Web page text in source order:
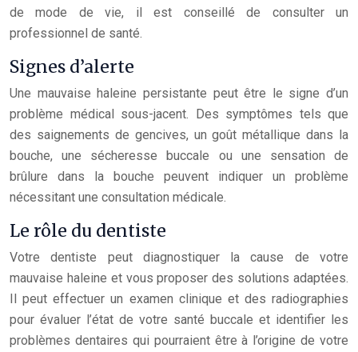
de mode de vie, il est conseillé de consulter un
professionnel de santé.
Signes d’alerte
Une mauvaise haleine persistante peut être le signe d’un
problème médical sous-jacent. Des symptômes tels que
des saignements de gencives, un goût métallique dans la
bouche, une sécheresse buccale ou une sensation de
brûlure dans la bouche peuvent indiquer un problème
nécessitant une consultation médicale.
Le rôle du dentiste
Votre dentiste peut diagnostiquer la cause de votre
mauvaise haleine et vous proposer des solutions adaptées.
Il peut effectuer un examen clinique et des radiographies
pour évaluer l’état de votre santé buccale et identifier les
problèmes dentaires qui pourraient être à l’origine de votre